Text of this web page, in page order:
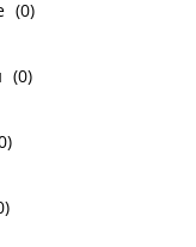
(0)
(0)
)
)